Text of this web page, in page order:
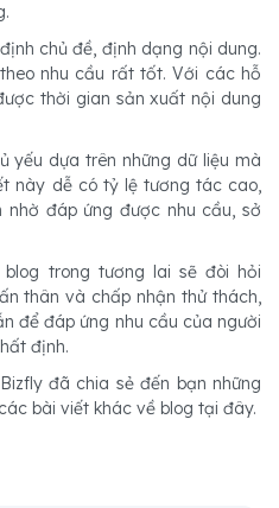
chủ đề, định dạng nội dung.
nhu cầu rất tốt. Với các hỗ
thời gian sản xuất nội dung
yếu dựa trên những dữ liệu mà
này dễ có tỷ lệ tương tác cao,
đáp ứng được nhu cầu, sở
trong tương lai sẽ đòi hỏi
thân và chấp nhận thử thách,
để đáp ứng nhu cầu của người
định.
đã chia sẻ đến bạn những
bài viết khác về blog tại đây.